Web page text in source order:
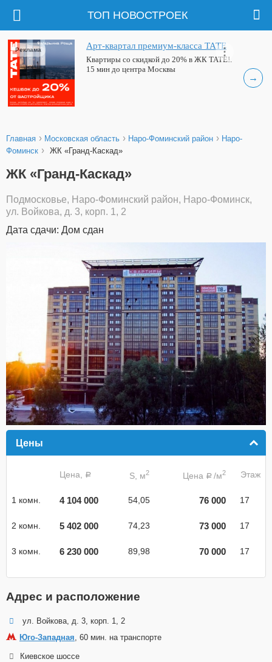
ТОП НОВОСТРОЕК
→
Арт-квартал премиум-класса ТАТЕ
Квартиры со скидкой до 20% в ЖК ТАТЕ!.
15 мин до центра Москвы
Реклама
Главная › Московская область › Наро-Фоминский район › Наро-
Фоминск › ЖК «Гранд-Каскад»
ЖК «Гранд-Каскад»
Подмосковье, Наро-Фоминский район, Наро-Фоминск,
ул. Войкова, д. 3, корп. 1, 2
Дата сдачи: Дом сдан
Цены
Цена, a S, м2 Цена a /м2 Этаж
1 комн. 4 104 000 54,05 76 000 17
2 комн. 5 402 000 74,23 73 000 17
3 комн. 6 230 000 89,98 70 000 17
Адрес и расположение
ул. Войкова, д. 3, корп. 1, 2
Юго-Западная, 60 мин. на транспорте
Киевское шоссе